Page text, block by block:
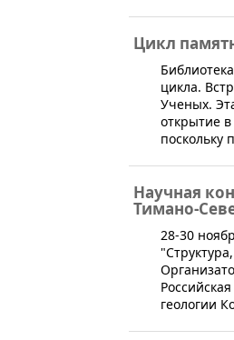
Цикл
цикла.
Ученых.
открытие
поскольку
Научная
Тимано-
​​28-30
геологии